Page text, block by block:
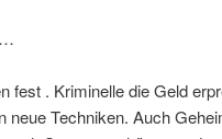
fest . Kriminelle die Geld
Techniken. Auch